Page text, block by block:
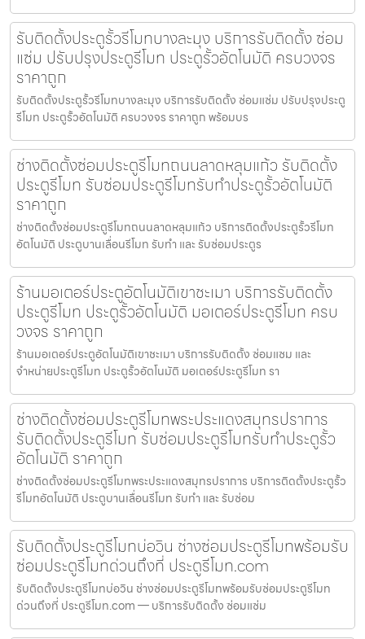
รับติดตั้งประตูรั้วรีโมทบางละมุง บริการรับติดตั้ง ซ่อม
แซ่ม ปรับปรุงประตูรีโมท ประตูรั้วอัตโนมัติ ครบวงจร
ราคาถูก
รับติดตั้งประตูรั้วรีโมทบางละมุง บริการรับติดตั้ง ซ่อมแซ่ม ปรับปรุงประตู
รีโมท ประตูรั้วอัตโนมัติ ครบวงจร ราคาถูก พร้อมบร
ช่างติดตั้งซ่อมประตูรีโมทถนนลาดหลุมแก้ว รับติดตั้ง
ประตูรีโมท รับซ่อมประตูรีโมทรับทำประตูรั้วอัตโนมัติ
ราคาถูก
ช่างติดตั้งซ่อมประตูรีโมทถนนลาดหลุมแก้ว บริการติดตั้งประตูรั้วรีโมท
อัตโนมัติ ประตูบานเลื่อนรีโมท รับทำ และ รับซ่อมประตูร
ร้านมอเตอร์ประตูอัตโนมัติเขาชะเมา บริการรับติดตั้ง
ประตูรีโมท ประตูรั้วอัตโนมัติ มอเตอร์ประตูรีโมท ครบ
วงจร ราคาถูก
ร้านมอเตอร์ประตูอัตโนมัติเขาชะเมา บริการรับติดตั้ง ซ่อมแซม และ
จำหน่ายประตูรีโมท ประตูรั้วอัตโนมัติ มอเตอร์ประตูรีโมท รา
ช่างติดตั้งซ่อมประตูรีโมทพระประแดงสมุทรปราการ
รับติดตั้งประตูรีโมท รับซ่อมประตูรีโมทรับทำประตูรั้ว
อัตโนมัติ ราคาถูก
ช่างติดตั้งซ่อมประตูรีโมทพระประแดงสมุทรปราการ บริการติดตั้งประตูรั้ว
รีโมทอัตโนมัติ ประตูบานเลื่อนรีโมท รับทำ และ รับซ่อม
รับติดตั้งประตูรีโมทบ่อวิน ช่างซ่อมประตูรีโมทพร้อมรับ
ซ่อมประตูรีโมทด่วนถึงที่ ประตูรีโมท.com
รับติดตั้งประตูรีโมทบ่อวิน ช่างซ่อมประตูรีโมทพร้อมรับซ่อมประตูรีโมท
ด่วนถึงที่ ประตูรีโมท.com — บริการรับติดตั้ง ซ่อมแซ่ม